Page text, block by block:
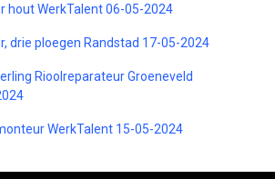
hout WerkTalent 06-05-2024
drie ploegen Randstad 17-05-2024
Rioolreparateur Groeneveld
WerkTalent 15-05-2024